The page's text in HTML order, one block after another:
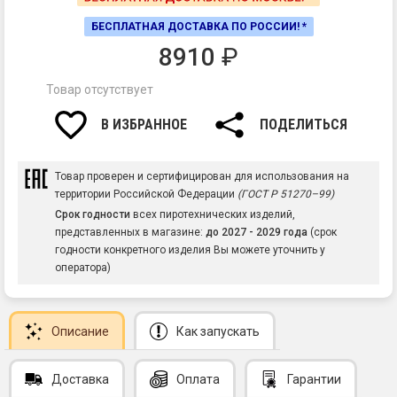
БЕСПЛАТНАЯ ДОСТАВКА ПО РОССИИ! *
8910 ₽
Товар отсутствует
В ИЗБРАННОЕ ПОДЕЛИТЬСЯ
Товар проверен и сертифицирован для использования на
территории Российской Федерации (ГОСТ Р 51270–99)
Срок годности всех пиротехнических изделий,
представленных в магазине: до 2027 - 2029 года (срок
годности конкретного изделия Вы можете уточнить у
оператора)
Описание Как запускать
Доставка Оплата Гарантии